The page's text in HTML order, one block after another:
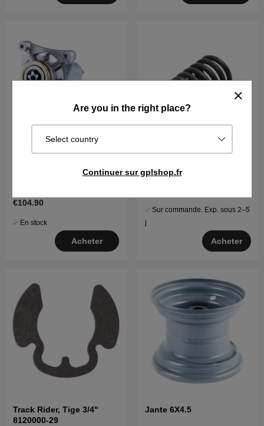
Are you in the right place?
Select country
Continuer sur gplshop.fr
TC130, TS38, TC38,
€104.90
En stock
Acheter
Sur commande. Exp. sous 2–5
j
Acheter
Track Rider, Tige 3/4"
8120000-29
Jante 6X4.5